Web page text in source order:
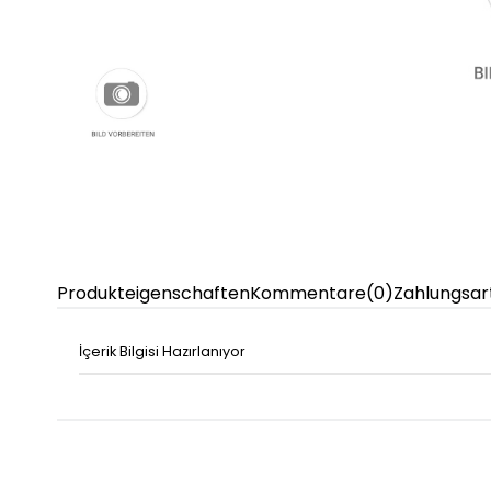
ProdukteigenschaftenKommentare(0)
İçerik Bilgisi Hazırlanıyor